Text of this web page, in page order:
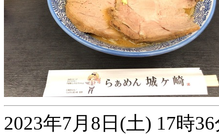
2023年7月8日(土) 17時